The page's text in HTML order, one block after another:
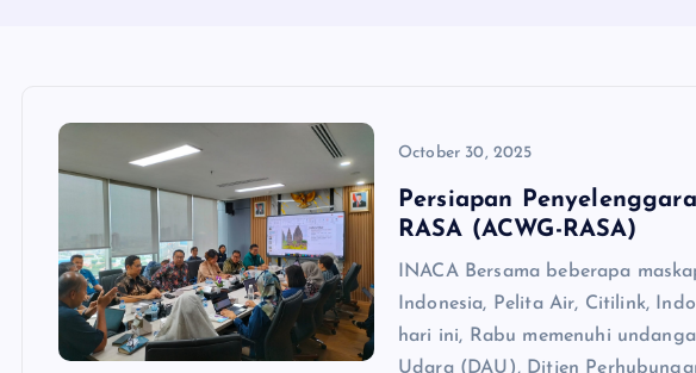
October 30, 2025
Persiapan
RASA (ACWG-RASA)
INACA Bersama beberapa
Indonesia, Pelita Air, Citilink,
hari ini, Rabu memenuhi
Udara (DAU), Ditjen